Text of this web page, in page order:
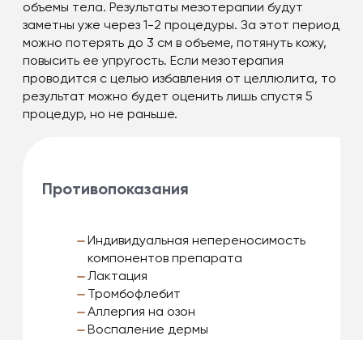
объемы тела. Результаты мезотерапии будут
заметны уже через 1-2 процедуры. За этот период
можно потерять до 3 см в объеме, потянуть кожу,
повысить ее упругость. Если мезотерапия
проводится с целью избавления от целлюлита, то
результат можно будет оценить лишь спустя 5
процедур, но не раньше.
Противопоказания
Индивидуальная непереносимость
компонентов препарата
Лактация
Тромбофлебит
Аллергия на озон
Воспаление дермы